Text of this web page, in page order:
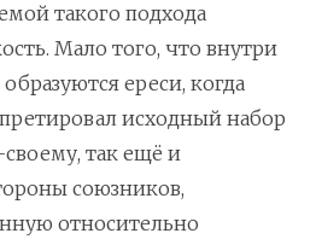
такого подхода
Мало того, что внутри
ереси, когда
исходный набор
так ещё и
союзников,
относительно